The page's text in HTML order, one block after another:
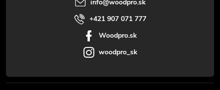
info@woodpro.sk
+421 907 071 777
Woodpro.sk
woodpro_sk